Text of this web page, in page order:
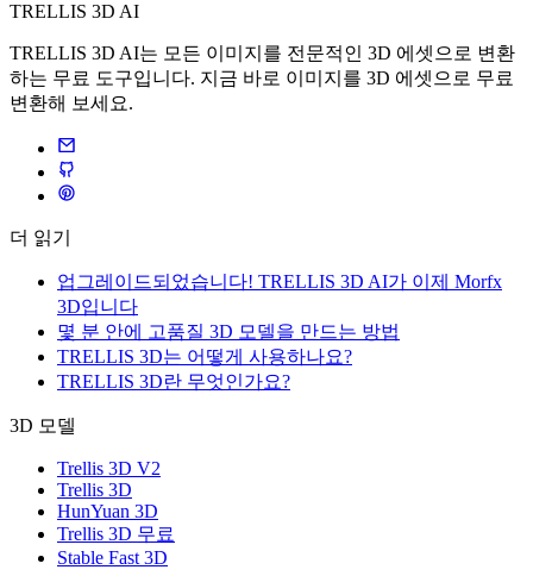
TRELLIS 3D AI
TRELLIS 3D AI는 모든 이미지를 전문적인 3D 에셋으로 변환
하는 무료 도구입니다. 지금 바로 이미지를 3D 에셋으로 무료
변환해 보세요.
더 읽기
업그레이드되었습니다! TRELLIS 3D AI가 이제 Morfx
3D입니다
몇 분 안에 고품질 3D 모델을 만드는 방법
TRELLIS 3D는 어떻게 사용하나요?
TRELLIS 3D란 무엇인가요?
3D 모델
Trellis 3D V2
Trellis 3D
HunYuan 3D
Trellis 3D 무료
Stable Fast 3D